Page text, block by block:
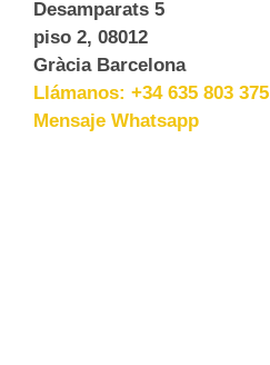
Desamparats 5
piso 2, 08012
Gràcia Barcelona
Llámanos: +34 635 803 375
Mensaje Whatsapp